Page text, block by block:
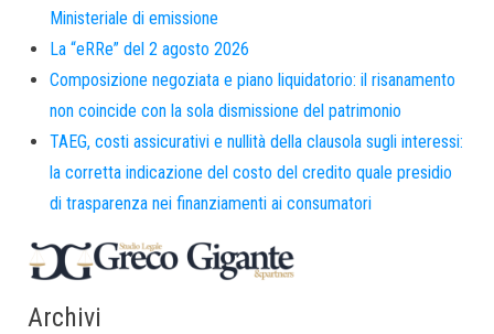
Ministeriale di emissione
La “eRRe” del 2 agosto 2026
Composizione negoziata e piano liquidatorio: il risanamento
non coincide con la sola dismissione del patrimonio
TAEG, costi assicurativi e nullità della clausola sugli interessi:
la corretta indicazione del costo del credito quale presidio
di trasparenza nei finanziamenti ai consumatori
Archivi